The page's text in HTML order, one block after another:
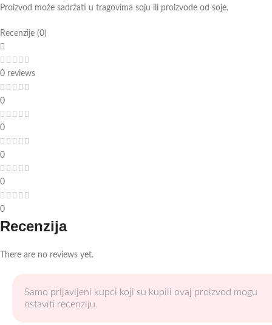
Proizvod može sadržati u tragovima soju ili proizvode od soje.
Recenzije (0)
0 reviews
0
0
0
0
0
Recenzija
There are no reviews yet.
Samo prijavljeni kupci koji su kupili ovaj proizvod mogu
ostaviti recenziju.